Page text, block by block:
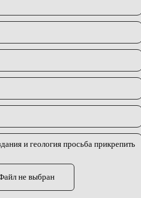
и геология просьба прикрепить
не выбран